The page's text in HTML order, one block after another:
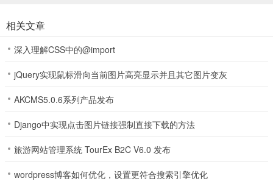
相关文章
深入理解CSS中的@import
jQuery实现鼠标滑向当前图片高亮显示并且其它图片变灰
AKCMS5.0.6系列产品发布
Django中实现点击图片链接强制直接下载的方法
旅游网站管理系统 TourEx B2C V6.0 发布
wordpress博客如何优化，设置更符合搜索引擎优化